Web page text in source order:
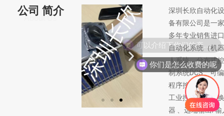
公司 简介
About Us
深圳长欣自动化设
备有限公司是一家
多年专业销售进口
自动化系统（机器
人系统、分布式控
制系统DCS、可编
程序控制器PLC、
工业控制通訊转换
器 、远端输出/输
可以介绍下你们的产品么
你们是怎么收费的呢